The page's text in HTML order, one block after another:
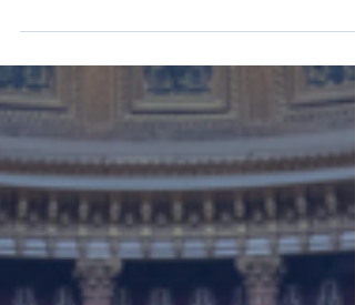
Dany WATTEBLED : QAG -
Carte d'identité numérique
et souveraineté nationale